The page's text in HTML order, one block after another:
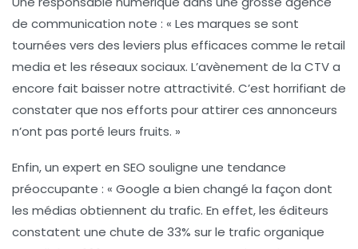
de communication note : « Les marques se sont
tournées vers des leviers plus efficaces comme le retail
media et les réseaux sociaux. L’avènement de la CTVa
encore fait baisser notre attractivité. C’est horrifiant de
constater que nos efforts pour attirer ces annonceurs
n’ont pas porté leurs fruits. »
Enfin, un expert en SEO souligne une tendance
préoccupante : « Google a bien changé la façon dont
les médias obtiennent du trafic. En effet, les éditeurs
constatent une chute de 33% sur le trafic organique